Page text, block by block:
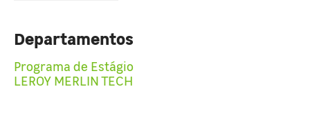
Departamentos
Programa de Estágio
LEROY MERLIN TECH